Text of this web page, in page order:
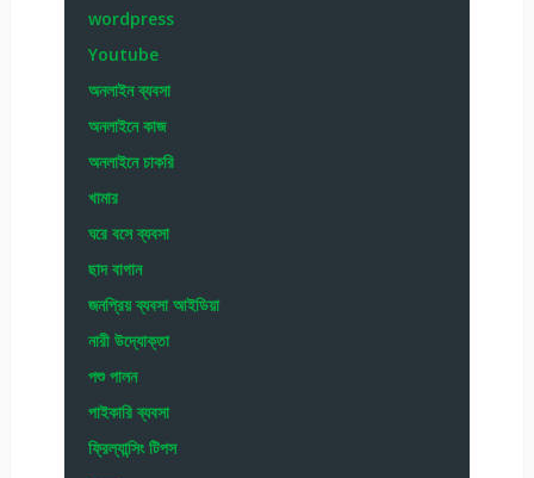
wordpress
Youtube
অনলাইন ব্যবসা
অনলাইনে কাজ
অনলাইনে চাকরি
খামার
ঘরে বসে ব্যবসা
ছাদ বাগান
জনপ্রিয় ব্যবসা আইডিয়া
নারী উদ্যোক্তা
পশু পালন
পাইকারি ব্যবসা
ফ্রিল্যান্সিং টিপস